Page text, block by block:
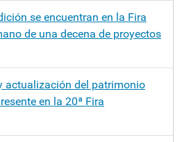
se encuentran en la Fira
de una decena de proyectos
actualización del patrimonio
en la 20ª Fira